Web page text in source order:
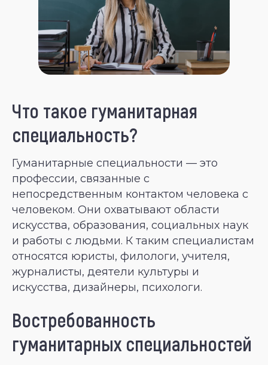
Что такое гуманитарная
специальность?
Гуманитарные специальности — это
профессии, связанные с
непосредственным контактом человека с
человеком. Они охватывают области
искусства, образования, социальных наук
и работы с людьми. К таким специалистам
относятся юристы, филологи, учителя,
журналисты, деятели культуры и
искусства, дизайнеры, психологи.
Востребованность
гуманитарных специальностей